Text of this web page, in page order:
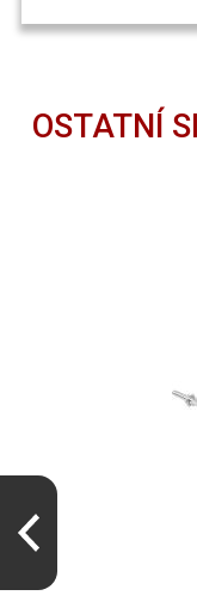
OSTATNÍ